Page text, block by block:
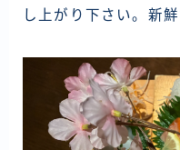
し上がり下さい。新